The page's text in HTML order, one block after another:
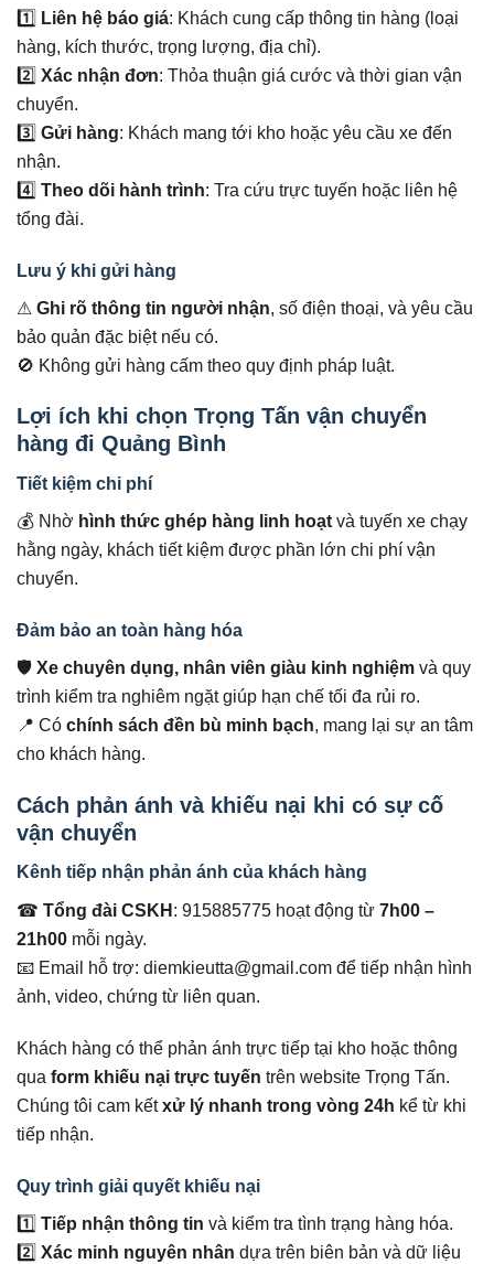
1️⃣ Liên hệ báo giá: Khách cung cấp thông tin hàng (loại
hàng, kích thước, trọng lượng, địa chỉ).
2️⃣ Xác nhận đơn: Thỏa thuận giá cước và thời gian vận
chuyển.
3️⃣ Gửi hàng: Khách mang tới kho hoặc yêu cầu xe đến
nhận.
4️⃣ Theo dõi hành trình: Tra cứu trực tuyến hoặc liên hệ
tổng đài.
Lưu ý khi gửi hàng
⚠ Ghi rõ thông tin người nhận, số điện thoại, và yêu cầu
bảo quản đặc biệt nếu có.
🚫 Không gửi hàng cấm theo quy định pháp luật.
Lợi ích khi chọn Trọng Tấn vận chuyển
hàng đi Quảng Bình
Tiết kiệm chi phí
💰 Nhờ hình thức ghép hàng linh hoạt và tuyến xe chạy
hằng ngày, khách tiết kiệm được phần lớn chi phí vận
chuyển.
Đảm bảo an toàn hàng hóa
🛡 Xe chuyên dụng, nhân viên giàu kinh nghiệm và quy
trình kiểm tra nghiêm ngặt giúp hạn chế tối đa rủi ro.
📍 Có chính sách đền bù minh bạch, mang lại sự an tâm
cho khách hàng.
Cách phản ánh và khiếu nại khi có sự cố
vận chuyển
Kênh tiếp nhận phản ánh của khách hàng
☎ Tổng đài CSKH: 915885775 hoạt động từ 7h00 –
21h00 mỗi ngày.
📧 Email hỗ trợ: diemkieutta@gmail.com để tiếp nhận hình
ảnh, video, chứng từ liên quan.
Khách hàng có thể phản ánh trực tiếp tại kho hoặc thông
qua form khiếu nại trực tuyến trên website Trọng Tấn.
Chúng tôi cam kếtxử lý nhanh trong vòng 24h kể từ khi
tiếp nhận.
Quy trình giải quyết khiếu nại
1️⃣ Tiếp nhận thông tin và kiểm tra tình trạng hàng hóa.
2️⃣ Xác minh nguyên nhân dựa trên biên bản và dữ liệu